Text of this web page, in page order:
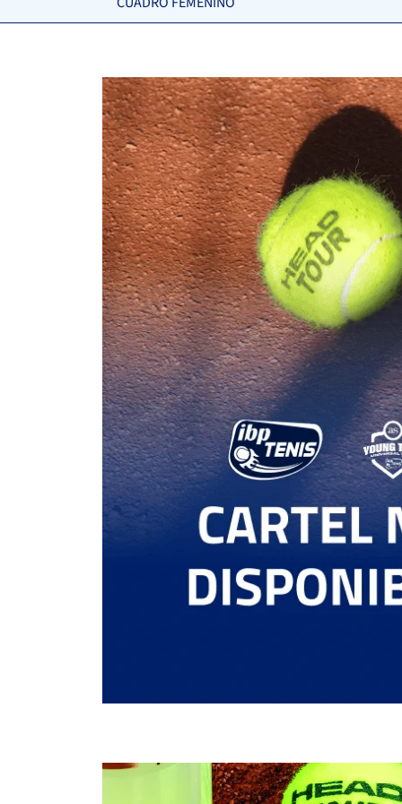
GUTIERREZ
FERROL, S. 66
CAMARA, J. 1
CUETO, J. 664
GARCIA GONZÁLEZ, M. 746
DAMAS SORIANO, M.
GONZÁLEZ MARTÍN, A. 162
OWEN ENDLER, M. 21
MENA RODADO, E. 6
MARRERO SANTANA, D.
WO
LUQUE MORENO, M.
-
ACEVEDO VALLELCILLO, I.
MARTÍN LEÓN, R.
GARCÍA REBOREDO
MONT, M. 6
SANTORO MARTÍNEZ, C. 12
SAUCO ROQUE, A.
RET
ESTABLE, J.
DE LUCAS PÉREZ, Y.
DE LA TORRE
SÁNCHEZ, R.